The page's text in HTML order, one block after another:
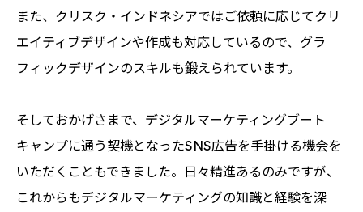
また、クリスク・インドネシアではご依頼に応じてクリ
エイティブデザインや作成も対応しているので、グラ
フィックデザインのスキルも鍛えられています。
そしておかげさまで、デジタルマーケティングブート
キャンプに通う契機となったSNS広告を手掛ける機会を
いただくこともできました。日々精進あるのみですが、
これからもデジタルマーケティングの知識と経験を深